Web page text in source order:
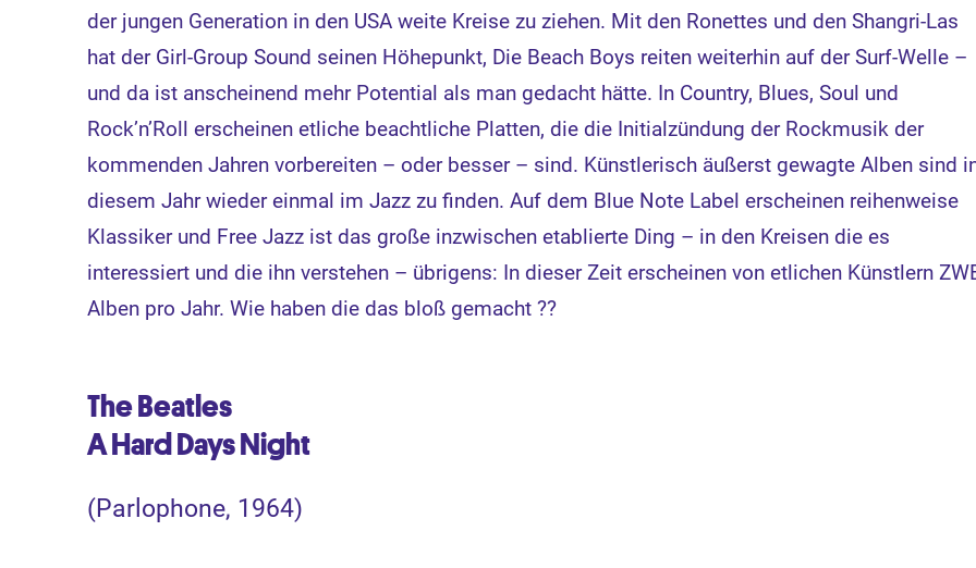
der jungen Generation in den USA weite Kreise zu ziehen. Mit den Ronettes und den Shangri-Las
hat der Girl-Group Sound seinen Höhepunkt, Die Beach Boys reiten weiterhin auf der Surf-Welle –
und da ist anscheinend mehr Potential als man gedacht hätte. In Country, Blues, Soul und
Rock’n’Roll erscheinen etliche beachtliche Platten, die die Initialzündung der Rockmusik der
kommenden Jahren vorbereiten – oder besser – sind. Künstlerisch äußerst gewagte Alben sind
diesem Jahr wieder einmal im Jazz zu finden. Auf dem Blue Note Label erscheinen reihenweise
Klassiker und Free Jazz ist das große inzwischen etablierte Ding – in den Kreisen die es
interessiert und die ihn verstehen – übrigens: In dieser Zeit erscheinen von etlichen Künstlern
Alben pro Jahr. Wie haben die das bloß gemacht ??
The Beatles
A Hard Days Night
(Parlophone, 1964)